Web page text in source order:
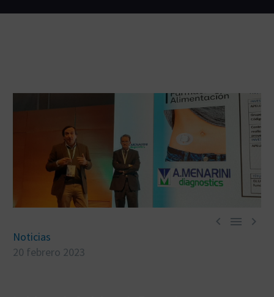
  
Noticias
20 febrero 2023